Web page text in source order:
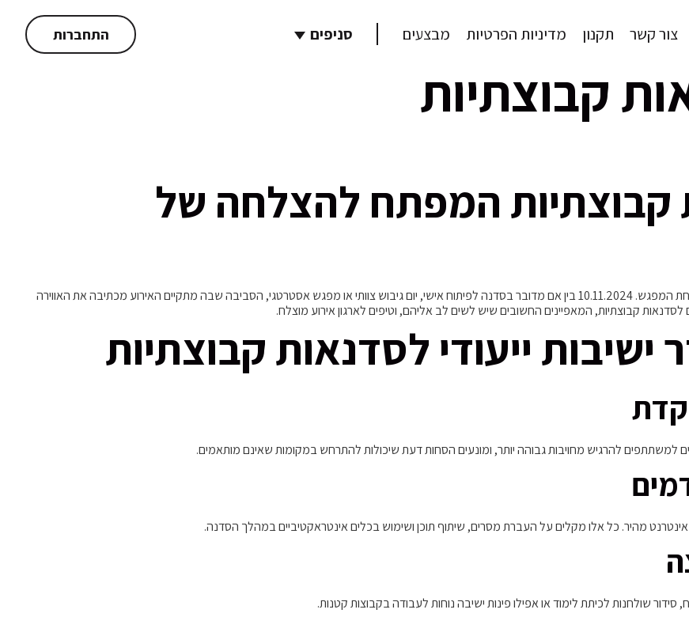
צור קשר תקנון מדיניות הפרטיות מבצעים סניפים התחברות
קבוצתיות
קבוצתיות המפתח להצלחה של
בחירה בחדר ישיבות לסדנאות קבוצתיות היא החלטה שמשפיעה רבות על הצלחת המפגש. 10.11.2024 בין אם מדובר בסדנה לפיתוח אישי, יום גיבוש צוותי או מפגש אסטרטגי, הסביבה שבה מתקיים האירוע מכתיבה את האווירה
קבוצתיות, המאפיינים החשובים שיש לשים לב אליהם, וטיפים לארגון אירוע מוצלח.
ייעודי לסדנאות קבוצתיות
למשתתפים להרגיש מחויבות גבוהה יותר, ומונעים הסחות דעת שיכולות להתרחש במקומות שאינם מותאמים.
אינטרנט מהיר. כל אלו מקלים על העברת מסרים, שיתוף תוכן ושימוש בכלים אינטראקטיביים במהלך הסדנה.
שולחנות לכיתת לימוד או אפילו פינות ישיבה נוחות לעבודה בקבוצות קטנות.